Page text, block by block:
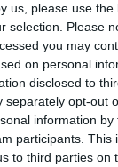
us, please use the
selection. Please
you may
on personal
disclosed to
separately opt-out
information
participants.
to third parties on
a játékipar
még a '90-es
indie csapat
magukra